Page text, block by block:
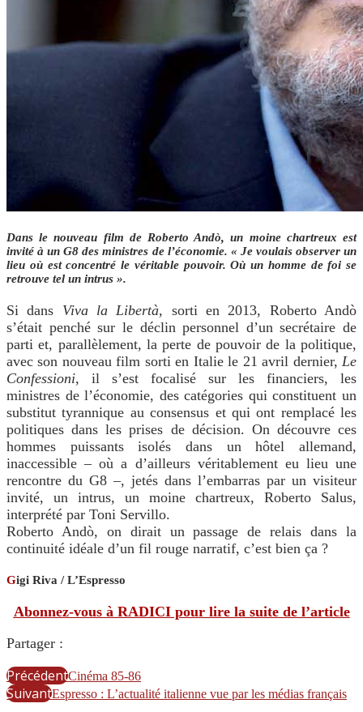
Dans le nouveau film de Roberto Andò, un moine chartreux est
invité à un G8 des ministres de l’économie. « Je voulais observer un
lieu où est concentré le véritable pouvoir. Où un homme de foi se
retrouve tel un intrus ».
Si dans Viva la Libertà, sorti en 2013, Roberto Andò
s’était penché sur le déclin personnel d’un secrétaire de
parti et, parallèlement, la perte de pouvoir de la politique,
avec son nouveau film sorti en Italie le 21 avril dernier, Le
Confessioni, il s’est focalisé sur les financiers, les
ministres de l’économie, des catégories qui constituent un
substitut tyrannique au consensus et qui ont remplacé les
politiques dans les prises de décision. On découvre ces
hommes puissants isolés dans un hôtel allemand,
inaccessible – où a d’ailleurs véritablement eu lieu une
rencontre du G8 –, jetés dans l’embarras par un visiteur
invité, un intrus, un moine chartreux, Roberto Salus,
interprété par Toni Servillo.
Roberto Andò, on dirait un passage de relais dans la
continuité idéale d’un fil rouge narratif, c’est bien ça ?
Gigi Riva / L’Espresso
Abonnez-vous à RADICI pour lire la suite de l’article
Partager :
PrécédentCinéma 85-86
SuivantEspresso : L’actualité italienne vue par les médias français